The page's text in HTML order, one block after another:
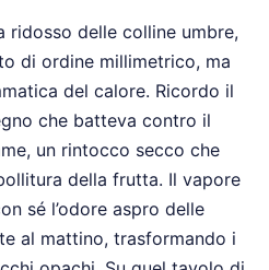
ridosso delle colline umbre,
di ordine millimetrico, ma
del calore. Ricordo il
che batteva contro il
un rintocco secco che
della frutta. Il vapore
sé l’odore aspro delle
al mattino, trasformando i